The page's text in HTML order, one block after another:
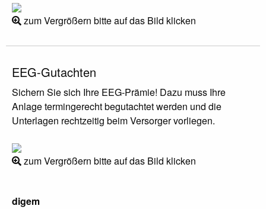
zum Vergrößern bitte auf das Bild klicken
EEG-Gutachten
Sichern Sie sich Ihre EEG-Prämie! Dazu muss Ihre
Anlage termingerecht begutachtet werden und die
Unterlagen rechtzeitig beim Versorger vorliegen.
zum Vergrößern bitte auf das Bild klicken
digem